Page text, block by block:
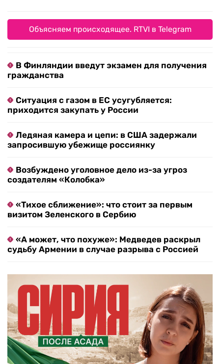
Объясняем происходящее. RTVI в Telegram
В Финляндии введут экзамен для получения
гражданства
Ситуация с газом в ЕС усугубляется:
приходится закупать у России
Ледяная камера и цепи: в США задержали
запросившую убежище россиянку
Возбуждено уголовное дело из-за угроз
создателям «Колобка»
«Тихое сближение»: что стоит за первым
визитом Зеленского в Сербию
«А может, что похуже»: Медведев раскрыл
судьбу Армении в случае разрыва с Россией